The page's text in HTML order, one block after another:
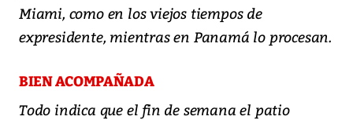
Miami, como en los viejos tiempos de
expresidente, mientras en Panamá lo procesan.
BIEN ACOMPAÑADA
Todo indica que el fin de semana el patio